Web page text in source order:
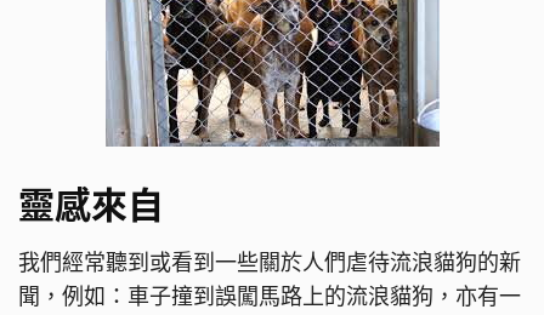
靈感來自
我們經常聽到或看到一些關於人們虐待流浪貓狗的新
聞，例如：車子撞到誤闖馬路上的流浪貓狗，亦有一